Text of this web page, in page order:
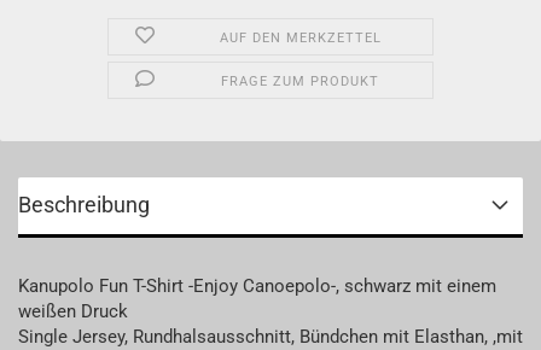
AUF DEN MERKZETTEL
FRAGE ZUM PRODUKT
Beschreibung
Kanupolo Fun T-Shirt -Enjoy Canoepolo-, schwarz mit einem
weißen Druck
Single Jersey, Rundhalsausschnitt, Bündchen mit Elasthan, ,mit